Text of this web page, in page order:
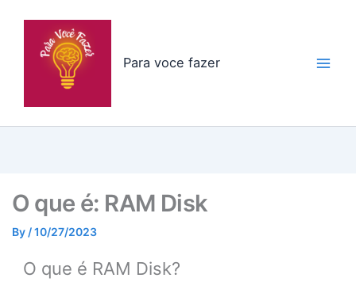
Para voce fazer
O que é: RAM Disk
By /10/27/2023
O que é RAM Disk?